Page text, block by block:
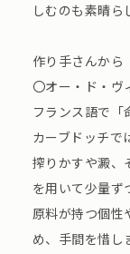
しむのも素晴ら
作り手さんから
〇オー・ド・ヴ
フランス語で「
カーブドッチで
搾りかすや澱、
を用いて少量ず
原料が持つ個性
め、手間を惜し